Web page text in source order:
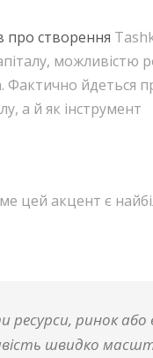
про створення
можливістю
Фактично йдеться
а й як інструмент
цей акцент є
ринок або
швидко